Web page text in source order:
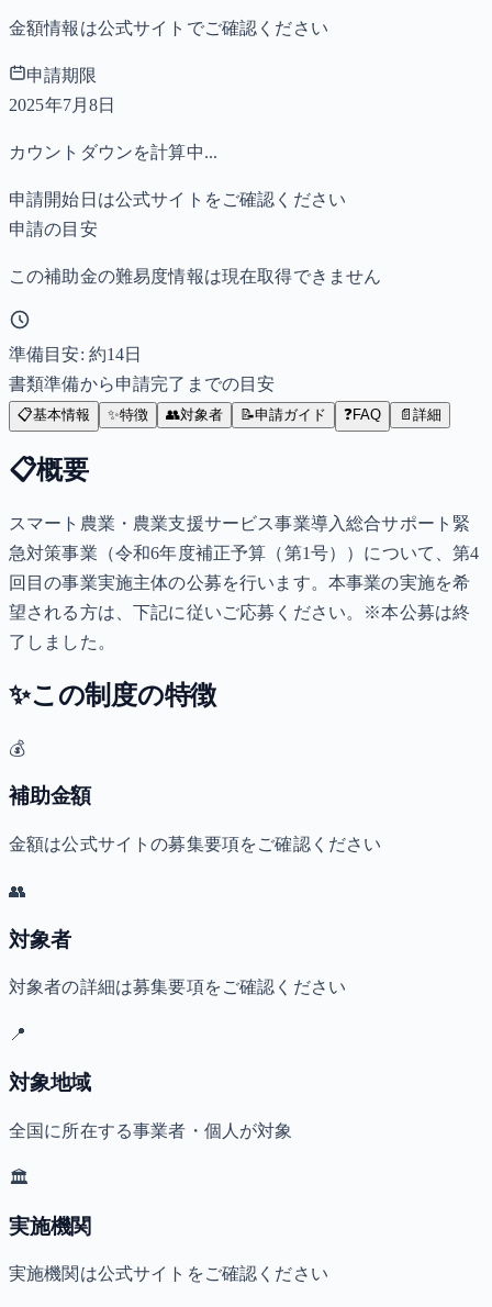
金額情報は公式サイトでご確認ください
申請期限
2025年7月8日
カウントダウンを計算中...
申請開始日は公式サイトをご確認ください
申請の目安
この補助金の難易度情報は現在取得できません
準備目安: 約14日
書類準備から申請完了までの目安
📋基本情報 ✨特徴 👥対象者 📝申請ガイド ❓FAQ 📄 詳細
📋概要
スマート農業・農業支援サービス事業導入総合サポート緊
急対策事業（令和6年度補正予算（第1号））について、第4
回目の事業実施主体の公募を行います。本事業の実施を希
望される方は、下記に従いご応募ください。※本公募は終
了しました。
✨この制度の特徴
💰
補助金額
金額は公式サイトの募集要項をご確認ください
👥
対象者
対象者の詳細は募集要項をご確認ください
📍
対象地域
全国に所在する事業者・個人が対象
🏛️
実施機関
実施機関は公式サイトをご確認ください